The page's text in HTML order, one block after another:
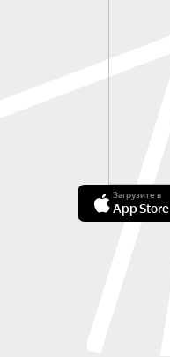
Загрузите в
App Store